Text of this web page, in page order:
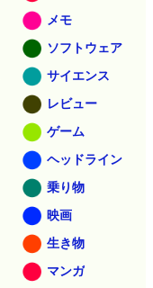
メモ
ソフトウェア
サイエンス
レビュー
ゲーム
ヘッドライン
乗り物
映画
生き物
マンガ